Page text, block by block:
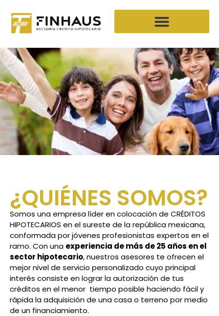
¿QUIÉNES SOMOS?
Somos una empresa líder en colocación de CRÉDITOS
HIPOTECARIOS en el sureste de la república mexicana,
conformada por jóvenes profesionistas expertos en el
ramo. Con una experiencia de más de 25 años en el
sector hipotecario, nuestros asesores te ofrecen el
mejor nivel de servicio personalizado cuyo principal
interés consiste en lograr la autorización de tus
créditos en el menor tiempo posible haciendo fácil y
rápida la adquisición de una casa o terreno por medio
de un financiamiento.